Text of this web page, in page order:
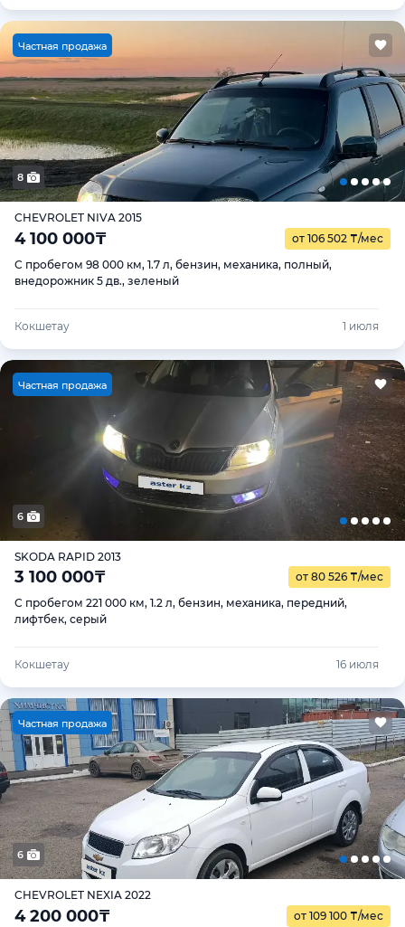
Частная продажа
8
CHEVROLET NIVA 2015
4 100 000₸ от 106 502 ₸/мес
С пробегом 98 000 км, 1.7 л, бензин, механика, полный,
внедорожник 5 дв., зеленый
Кокшетау 1 июля
Частная продажа
6
SKODA RAPID 2013
3 100 000₸ от 80 526 ₸/мес
С пробегом 221 000 км, 1.2 л, бензин, механика, передний,
лифтбек, серый
Кокшетау 16 июля
Частная продажа
6
CHEVROLET NEXIA 2022
4 200 000₸ от 109 100 ₸/мес